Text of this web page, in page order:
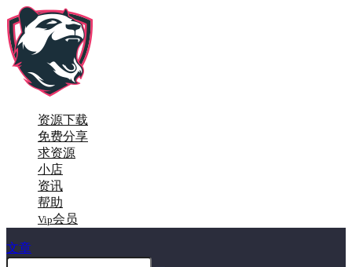
资源下载
免费分享
求资源
小店
资讯
帮助
Vip会员
文章